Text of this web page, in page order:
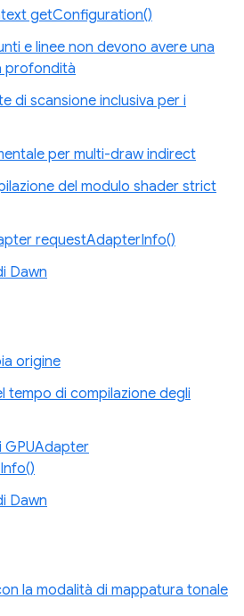
getConfiguration()
e linee non devono avere una
profondità
di scansione inclusiva per i
per multi-draw indirect
del modulo shader strict
requestAdapterInfo()
Dawn
origine
tempo di compilazione degli
GPUAdapter
Dawn
la modalità di mappatura tonale